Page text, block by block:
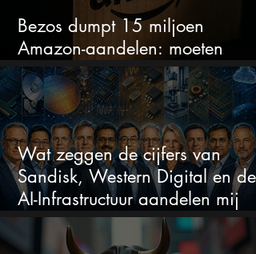
Bezos dumpt 15 miljoen
Amazon-aandelen: moeten
beleggers zich zorgen maken?
Wat zeggen de cijfers van
Sandisk, Western Digital en de
AI-Infrastructuur aandelen mij
werkelijk